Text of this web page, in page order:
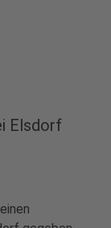
Elsdorf